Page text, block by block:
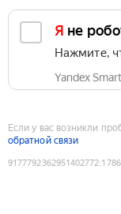
Я не
Нажмите,
Yandex
Если у вас возникли
обратной связи
9177792362951402772: